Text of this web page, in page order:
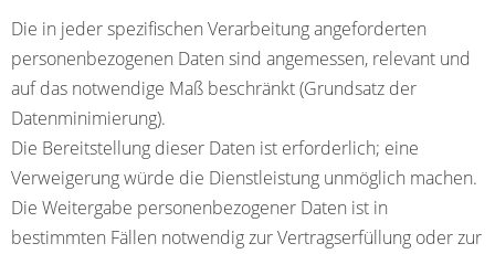
Die in jeder spezifischen Verarbeitung angeforderten
personenbezogenen Daten sind angemessen, relevant und
auf das notwendige Maß beschränkt (Grundsatz der
Datenminimierung).
Die Bereitstellung dieser Daten ist erforderlich; eine
Verweigerung würde die Dienstleistung unmöglich machen.
Die Weitergabe personenbezogener Daten ist in
bestimmten Fällen notwendig zur Vertragserfüllung oder zur